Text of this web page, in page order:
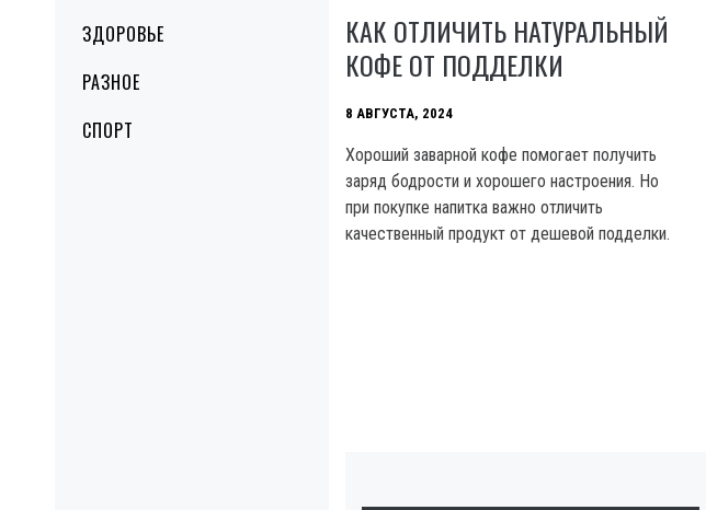
ЗДОРОВЬЕ
РАЗНОЕ
СПОРТ
КАК ОТЛИЧИТЬ НАТУРАЛЬНЫЙ
КОФЕ ОТ ПОДДЕЛКИ
8 АВГУСТА, 2024
Хороший заварной кофе помогает получить
заряд бодрости и хорошего настроения. Но
при покупке напитка важно отличить
качественный продукт от дешевой подделки.